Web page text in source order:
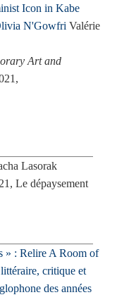
Icon in Kabe
N'Gowfri Valérie
Art and
Lasorak
Le dépaysement
» : Relire A Room of
critique et
des années